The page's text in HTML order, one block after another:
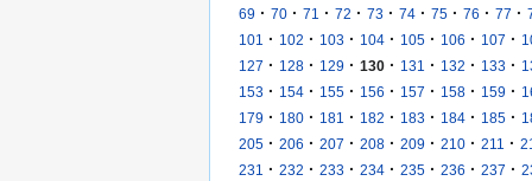
69 · 70 · 71 · 72 · 73 · 74 · 75 · 76 · 77 ·
101
· 102 · 103 · 104 · 105 · 106 · 107 ·
127 · 128 · 129 · 130 · 131 · 132 · 133 ·
153 · 154 · 155 · 156 · 157 · 158 · 159 ·
179 · 180 · 181 · 182 · 183 · 184 · 185 ·
205 · 206 · 207 · 208 · 209 · 210 · 211 ·
231
· 232 · 233 · 234 · 235 · 236 · 237 ·